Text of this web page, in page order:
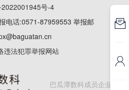
2022001945号-4
电话:0571-87959553 举报邮
违法犯罪举报网站
巴瓜潭数科成员企业

